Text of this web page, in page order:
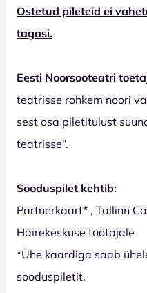
Ostetud pileteid ei
tagasi.
Eesti Noorsooteatri
teatrisse rohkem noori
sest osa piletitulust
teatrisse“.
Sooduspilet kehtib:
Partnerkaart* , Tallinn
Häirekeskuse töötajale
*Ühe kaardiga saab
sooduspiletit.